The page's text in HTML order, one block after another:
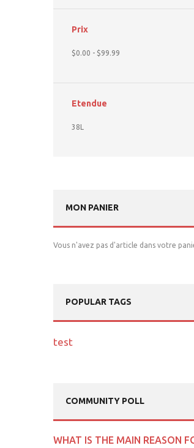
Prix
$0.00 - $99.99
Etendue
38L
MON PANIER
Vous n'avez pas d'article dans votre
POPULAR TAGS
test
COMMUNITY POLL
WHAT IS THE MAIN REASON